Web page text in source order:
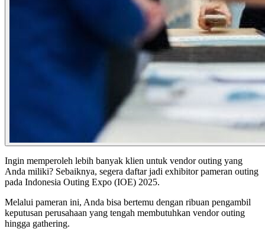
Ingin memperoleh lebih banyak klien untuk vendor outing yang
Anda miliki? Sebaiknya, segera daftar jadi exhibitor pameran outing
pada Indonesia Outing Expo (IOE) 2025.
Melalui pameran ini, Anda bisa bertemu dengan ribuan pengambil
keputusan perusahaan yang tengah membutuhkan vendor outing
hingga gathering.